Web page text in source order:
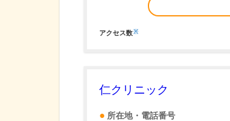
アクセス数※
仁クリニック
所在地・電話番号